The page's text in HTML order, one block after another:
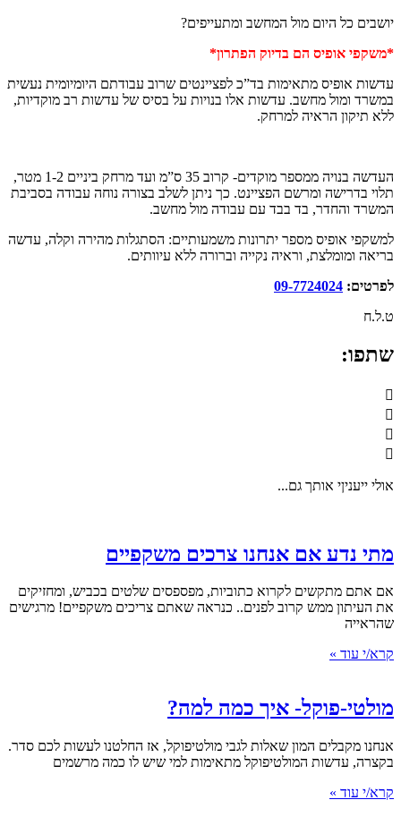
יושבים כל היום מול המחשב ומתעייפים?
*משקפי אופיס הם בדיוק הפתרון*
עדשות אופיס מתאימות בד”כ לפציינטים שרוב עבודתם היומיומית נעשית
במשרד ומול מחשב. עדשות אלו בנויות על בסיס של עדשות רב מוקדיות,
ללא תיקון הראיה למרחק.
העדשה בנויה ממספר מוקדים- קרוב 35 ס”מ ועד מרחק ביניים 1-2 מטר,
תלוי בדרישה ומרשם הפציינט. כך ניתן לשלב בצורה נוחה עבודה בסביבת
המשרד והחדר, בד בבד עם עבודה מול מחשב.
למשקפי אופיס מספר יתרונות משמעותיים: הסתגלות מהירה וקלה, עדשה
בריאה ומומלצת, וראיה נקייה וברורה ללא עיוותים.
לפרטים: 09-7724024
ט.ל.ח
שתפו:
אולי ייעניןי אותך גם...
מתי נדע אם אנחנו צרכים משקפיים
אם אתם מתקשים לקרוא כתוביות, מפספסים שלטים בכביש, ומחזיקים
את העיתון ממש קרוב לפנים.. כנראה שאתם צריכים משקפיים! מרגישים
שהראייה
קרא/י עוד »
מולטי-פוקל- איך כמה למה?
אנחנו מקבלים המון שאלות לגבי מולטיפוקל, אז החלטנו לעשות לכם סדר.
בקצרה, עדשות המולטיפוקל מתאימות למי שיש לו כמה מרשמים
קרא/י עוד »